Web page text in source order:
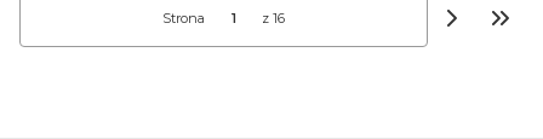
Strona z 16